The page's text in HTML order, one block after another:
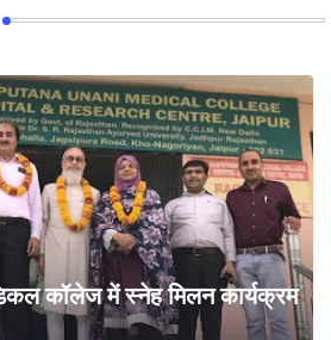
कॉलेज में स्नेह मिलन कार्यक्रम